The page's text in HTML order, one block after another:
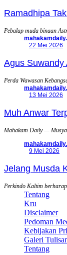
Ramadhipa
Pebalap muda binaan
22 Mei 2026
Agus Suwandy
Perda Wawasan
13 Mei 2026
Muh Anwar
Mahakam Daily —
9 Mei 2026
Jelang Musda
Perkindo Kaltim
Tentang
Kru
Disclaimer
Pedoman
Kebijakan
Galeri
Tentang